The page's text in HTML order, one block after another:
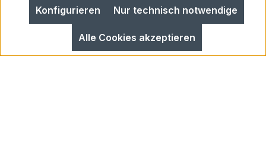
Alle Preise inkl. gesetzl. Mehrwertsteuer zzgl.
Versandkostenund ggf. Nachnahmegebühren, wenn
nicht anders angegeben.
Nur technisch notwendige
Konfigurieren
Alle Cookies akzeptieren